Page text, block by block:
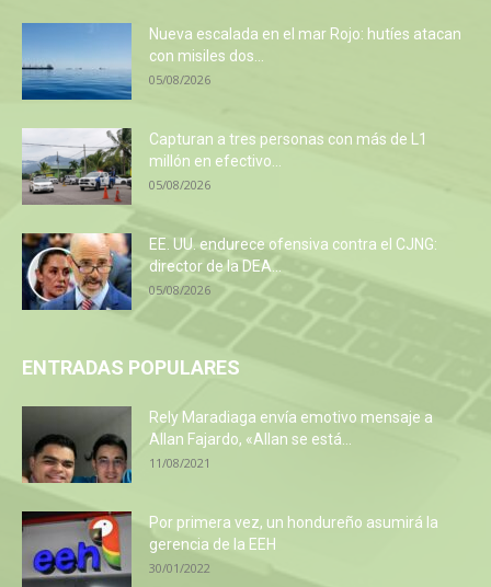
Nueva escalada en el mar Rojo: hutíes atacan
con misiles dos...
05/08/2026
Capturan a tres personas con más de L1
millón en efectivo...
05/08/2026
EE. UU. endurece ofensiva contra el CJNG:
director de la DEA...
05/08/2026
ENTRADAS POPULARES
Rely Maradiaga envía emotivo mensaje a
Allan Fajardo, «Allan se está...
11/08/2021
Por primera vez, un hondureño asumirá la
gerencia de la EEH
30/01/2022